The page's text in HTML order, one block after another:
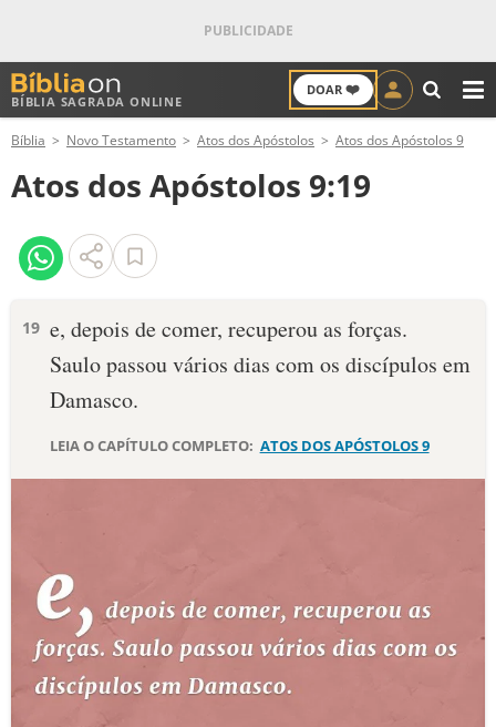
BÍBLIA SAGRADA ONLINE
DOAR ❤️
ANTIGO TESTAMENTO
NOVO TESTAMENTO
VERSÍCULOS
PALAVRA DO DIA
DEVOCIONAL DIÁRIO
ESTUDOS BÍBLICOS
ESBOÇOS DE PREGAÇÃO
Bíblia Novo Testamento Atos dos Apóstolos Atos dos Apóstolos 9
Atos dos Apóstolos 9:19
19 e, depois de comer, recuperou as forças.
Saulo passou vários dias com os discípulos em
Damasco.
LEIA O CAPÍTULO COMPLETO: ATOS DOS APÓSTOLOS 9